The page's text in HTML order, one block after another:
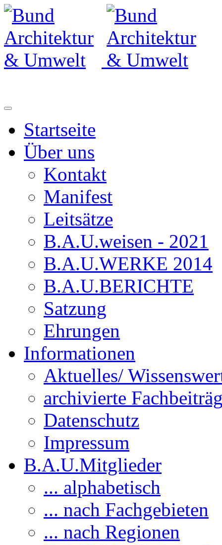
Startseite
Über uns
Kontakt
Manifest
Leitsätze
B.A.U.weisen - 2021
B.A.U.WERKE 2014
B.A.U.BERICHTE
Satzung
Ehrungen
Informationen
Aktuelles/
archivierte
Datenschutz
Impressum
B.A.U.Mitglieder
... alphabetisch
... nach Fachgebieten
... nach Regionen